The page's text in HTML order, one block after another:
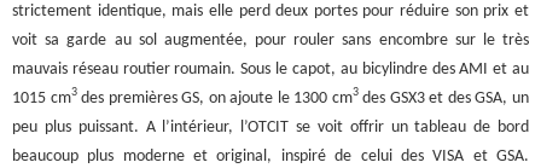
strictement identique, mais elle perd deux portes pour réduire son prix et
voit sa garde au sol augmentée, pour rouler sans encombre sur le très
mauvais réseau routier roumain. Sous le capot, au bicylindre des AMI et au
1015 cm3des premières GS, on ajoute le 1300 cm3des GSX3 et des GSA, un
peu plus puissant. A l’intérieur, l’OTCIT se voit offrir un tableau de bord
beaucoup plus moderne et original, inspiré de celui des VISA et GSA.